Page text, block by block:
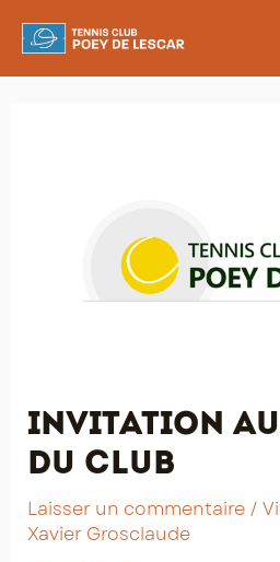
Invitation
du club
Laisser un commentaire /
Xavier Grosclaude